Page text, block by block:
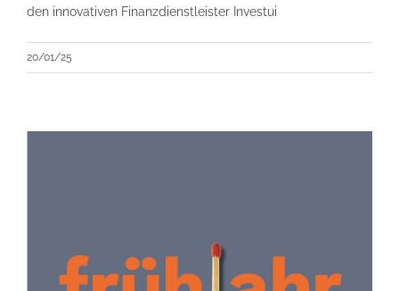
den innovativen Finanzdienstleister Investui
20/01/25